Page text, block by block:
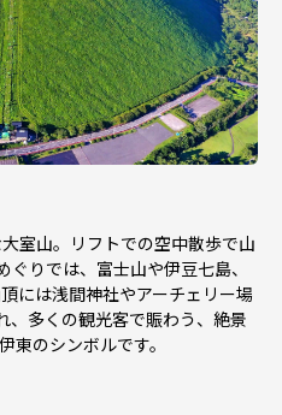
室山。リフトでの空中散歩で山
りでは、富士山や伊豆七島、
には浅間神社やアーチェリー場
、多くの観光客で賑わう、絶景
東のシンボルです。